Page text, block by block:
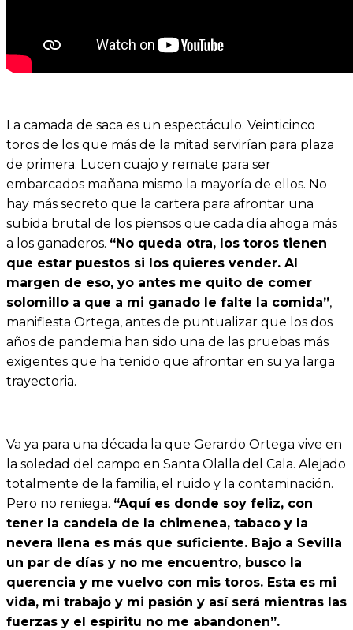
La camada de saca es un espectáculo. Veinticinco
toros de los que más de la mitad servirían para plaza
de primera. Lucen cuajo y remate para ser
embarcados mañana mismo la mayoría de ellos. No
hay más secreto que la cartera para afrontar una
subida brutal de los piensos que cada día ahoga más
a los ganaderos. “No queda otra, los toros tienen
que estar puestos si los quieres vender. Al
margen de eso, yo antes me quito de comer
solomillo a que a mi ganado le falte la comida”,
manifiesta Ortega, antes de puntualizar que los dos
años de pandemia han sido una de las pruebas más
exigentes que ha tenido que afrontar en su ya larga
trayectoria.
Va ya para una década la que Gerardo Ortega vive en
la soledad del campo en Santa Olalla del Cala. Alejado
totalmente de la familia, el ruido y la contaminación.
Pero no reniega. “Aquí es donde soy feliz, con
tener la candela de la chimenea, tabaco y la
nevera llena es más que suficiente. Bajo a Sevilla
un par de días y no me encuentro, busco la
querencia y me vuelvo con mis toros. Esta es mi
vida, mi trabajo y mi pasión y así será mientras las
fuerzas y el espíritu no me abandonen”.